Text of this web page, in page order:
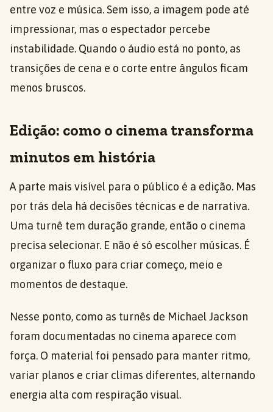
entre voz e música. Sem isso, a imagem pode até
impressionar, mas o espectador percebe
instabilidade. Quando o áudio está no ponto, as
transições de cena e o corte entre ângulos ficam
menos bruscos.
Edição: como o cinema transforma
minutos em história
A parte mais visível para o público é a edição. Mas
por trás dela há decisões técnicas e de narrativa.
Uma turnê tem duração grande, então o cinema
precisa selecionar. E não é só escolher músicas. É
organizar o fluxo para criar começo, meio e
momentos de destaque.
Nesse ponto, como as turnês de Michael Jackson
foram documentadas no cinema aparece com
força. O material foi pensado para manter ritmo,
variar planos e criar climas diferentes, alternando
energia alta com respiração visual.